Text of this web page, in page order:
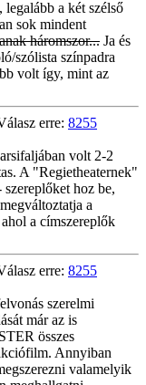
a két szélső
sok mindent
háromszor... Ja és
szólista színpadra
volt így, mint az
erre: 8255
volt 2-2
A "Regietheaternek"
hoz be,
a
a címszereplők
erre: 8255
szerelmi
már az is
összes
Annyiban
valamelyik